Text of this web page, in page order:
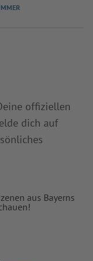
offiziellen
dich auf
aus Bayerns